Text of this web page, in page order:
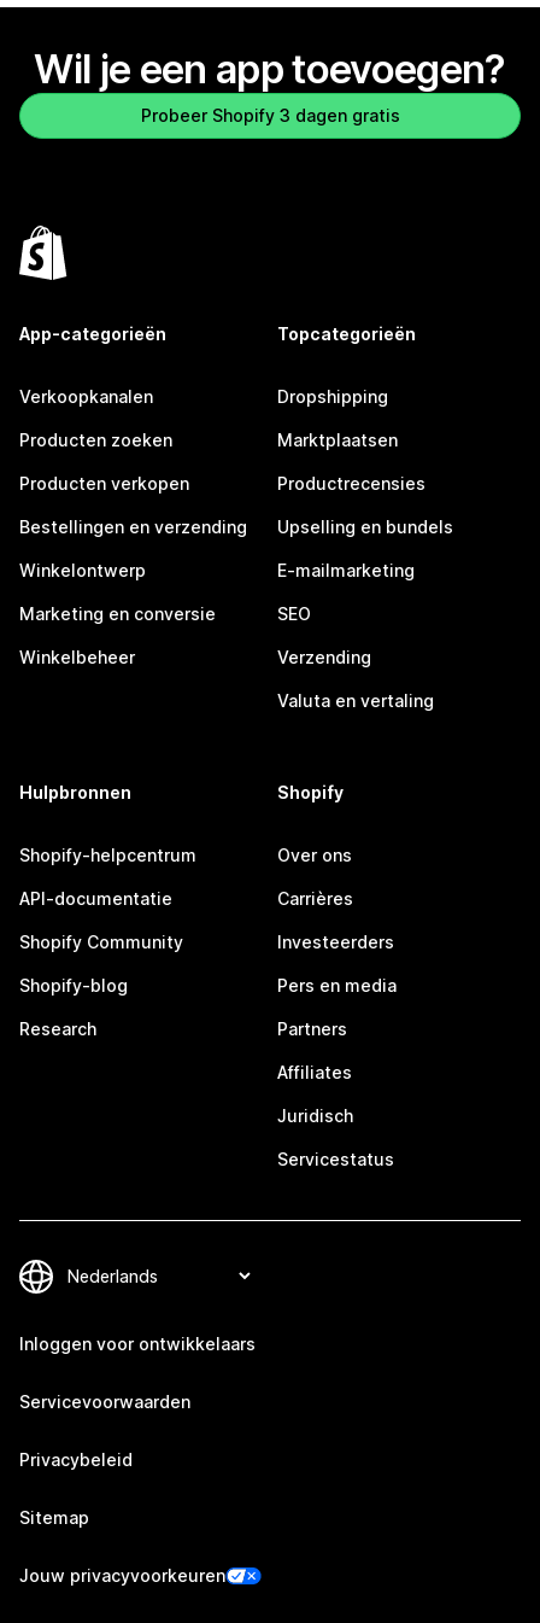
Wil je een app toevoegen?
Probeer Shopify 3 dagen gratis
App-categorieën
Verkoopkanalen
Producten zoeken
Producten verkopen
Bestellingen en verzending
Winkelontwerp
Marketing en conversie
Winkelbeheer
Topcategorieën
Dropshipping
Marktplaatsen
Productrecensies
Upselling en bundels
E-mailmarketing
SEO
Verzending
Valuta en vertaling
Hulpbronnen
Shopify-helpcentrum
API-documentatie
Shopify Community
Shopify-blog
Research
Shopify
Over ons
Carrières
Investeerders
Pers en media
Partners
Affiliates
Juridisch
Servicestatus
Inloggen voor ontwikkelaars
Servicevoorwaarden
Privacybeleid
Sitemap
Jouw privacyvoorkeuren